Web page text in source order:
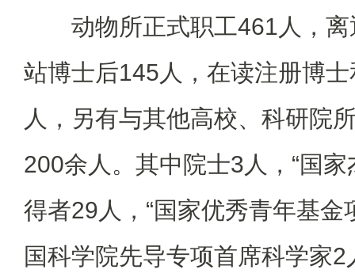
动物所正式职工461人，
站博士后145人，在读注册博
人，另有与其他高校、科研院
200余人。其中院士3人，“国
得者29人，“国家优秀青年基金
国科学院先导专项首席科学家2